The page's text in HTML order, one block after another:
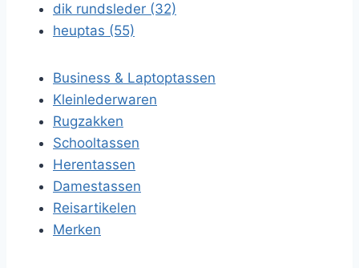
dik rundsleder (32)
heuptas (55)
Business & Laptoptassen
Kleinlederwaren
Rugzakken
Schooltassen
Herentassen
Damestassen
Reisartikelen
Merken